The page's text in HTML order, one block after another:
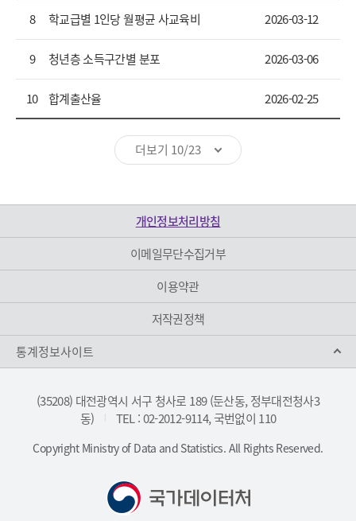
8 학교급별 1인당 월평균 사교육비 2026-03-12
9 청년층 소득구간별 분포 2026-03-06
10 합계출산율 2026-02-25
더보기 10/23
개인정보처리방침
이메일무단수집거부
이용약관
저작권정책
통계정보사이트
(35208) 대전광역시 서구 청사로 189 (둔산동, 정부대전청사3
동)
TEL : 02-2012-9114, 국번없이 110
Copyright Ministry of Data and Statistics. All Rights Reserved.